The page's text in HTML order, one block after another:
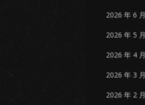
2026 年 6 月
2026 年 5 月
2026 年 4 月
2026 年 3 月
2026 年 2 月